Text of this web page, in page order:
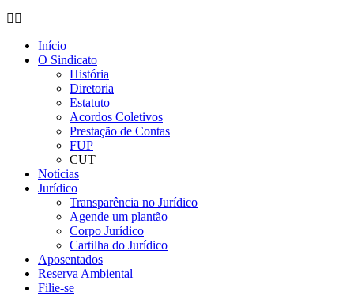
Início
O Sindicato
História
Diretoria
Estatuto
Acordos Coletivos
Prestação de Contas
FUP
CUT
Notícias
Jurídico
Transparência no Jurídico
Agende um plantão
Corpo Jurídico
Cartilha do Jurídico
Aposentados
Reserva Ambiental
Filie-se